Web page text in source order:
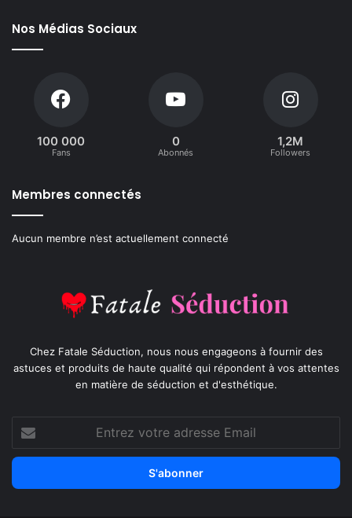
Nos Médias Sociaux
100 000
Fans
0
Abonnés
1,2M
Followers
Membres connectés
Aucun membre n’est actuellement connecté
Chez Fatale Séduction, nous nous engageons à fournir des
astuces et produits de haute qualité qui répondent à vos attentes
en matière de séduction et d'esthétique.
votre
adresse